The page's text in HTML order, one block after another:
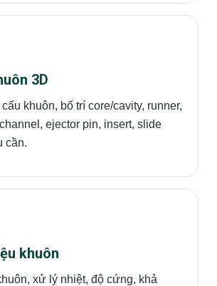
3D
khuôn, bố trí core/cavity, runner,
ejector pin, insert, slide
cần.
khuôn
xử lý nhiệt, độ cứng, khả